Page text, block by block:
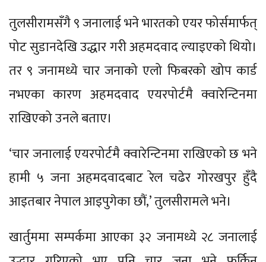
तुलसीरामसँगै ९ जनालाई भने भारतको एयर फोर्समार्फत्
पोट सुडानदेखि उद्धार गरी अहमदवाद ल्याइएको थियो।
तर ९ जनामध्ये चार जनाको एलो फिबरको खोप कार्ड
नभएका कारण अहमदवाद एयरपोर्टमै क्वारेन्टिनमा
राखिएको उनले बताए।
‘चार जनालाई एयरपोर्टमै क्वारेन्टिनमा राखिएको छ भने
हामी ५ जना अहमदवादबाट रेल चढेर गोरखपुर हुँदै
आइतबार नेपाल आइपुगेका छौं,’ तुलसीरामले भने।
खार्तुममा सम्पर्कमा आएका ३२ जनामध्ये २८ जनालाई